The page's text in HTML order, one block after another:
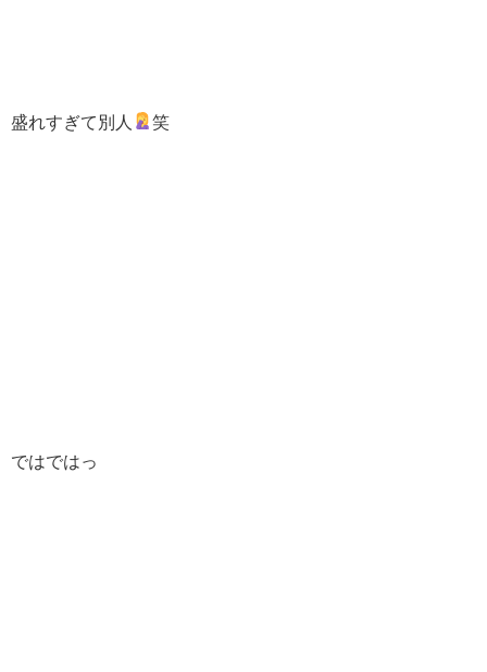
盛れすぎて別人 笑
ではではっ